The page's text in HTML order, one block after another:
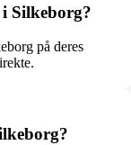
Silkeborg?
på deres